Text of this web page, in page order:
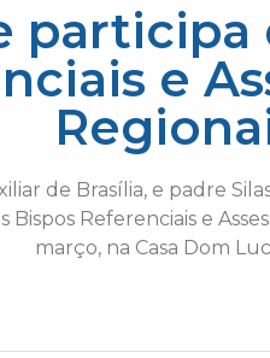
participa
e
de Brasília, e padre
Referenciais e
março, na Casa Dom